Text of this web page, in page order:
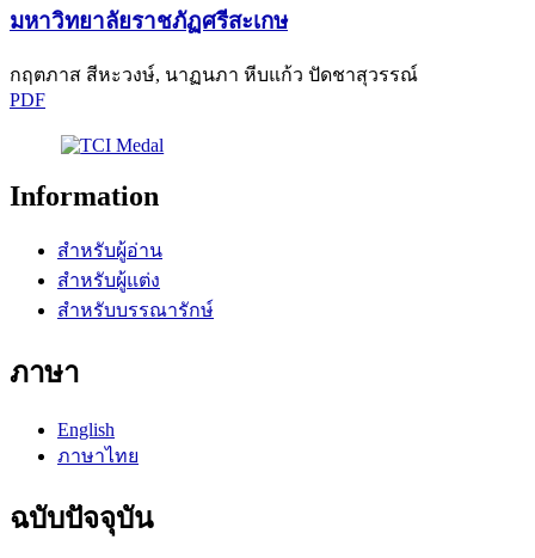
มหาวิทยาลัยราชภัฏศรีสะเกษ
กฤตภาส สีหะวงษ์, นาฏนภา หีบแก้ว ปัดชาสุวรรณ์
PDF
Information
สำหรับผู้อ่าน
สำหรับผู้แต่ง
สำหรับบรรณารักษ์
ภาษา
English
ภาษาไทย
ฉบับปัจจุบัน